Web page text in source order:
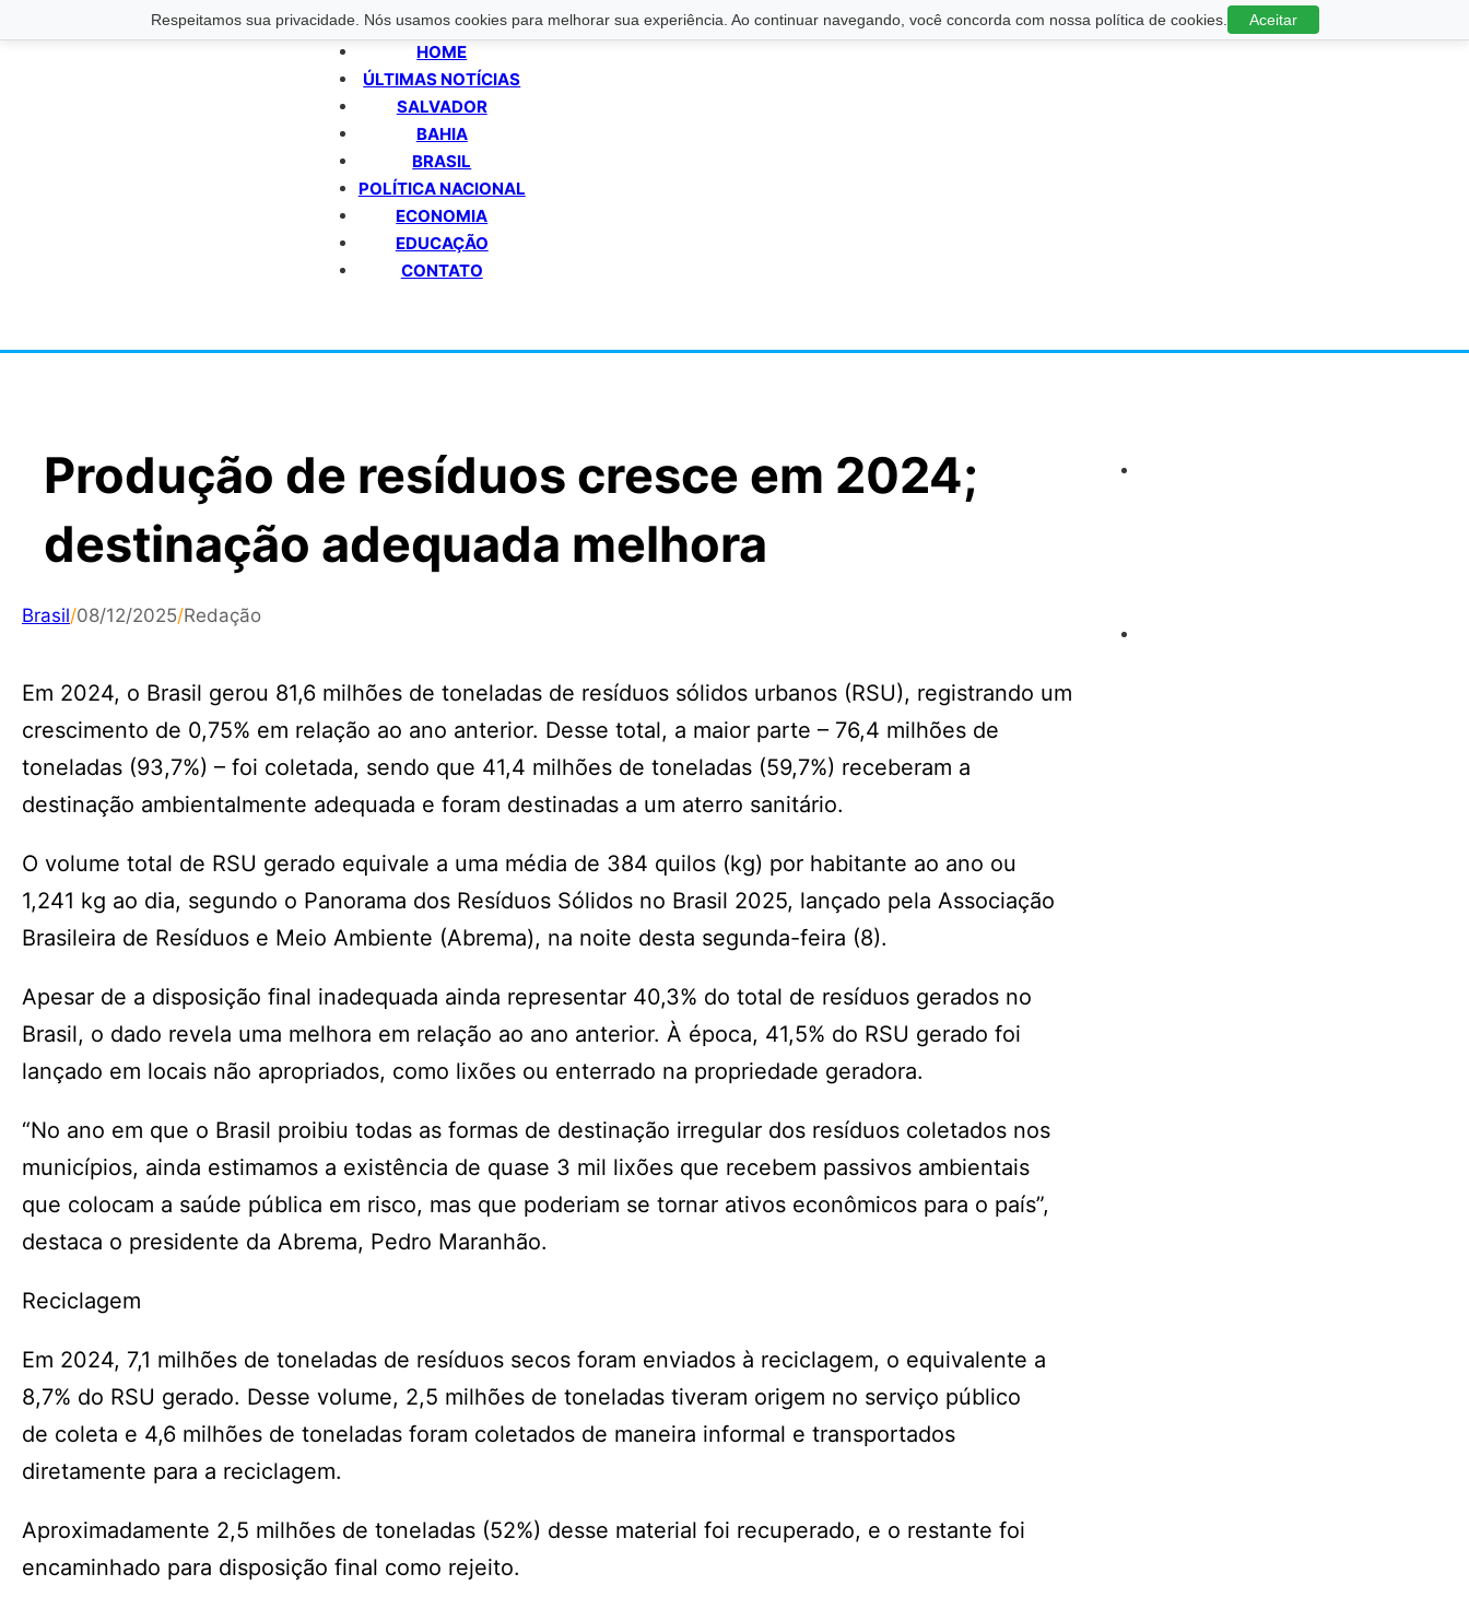
Respeitamos sua privacidade. Nós usamos cookies para melhorar sua experiência. Ao continuar navegando, você concorda com nossa política de cookies. Aceitar
HOME
ÚLTIMAS NOTÍCIAS
SALVADOR
BAHIA
BRASIL
POLÍTICA NACIONAL
ECONOMIA
EDUCAÇÃO
CONTATO
Produção de resíduos cresce em 2024;
destinação adequada melhora
Brasil/08/12/2025/Redação
Em 2024, o Brasil gerou 81,6 milhões de toneladas de resíduos sólidos urbanos (RSU), registrando um
crescimento de 0,75% em relação ao ano anterior. Desse total, a maior parte – 76,4 milhões de
toneladas (93,7%) – foi coletada, sendo que 41,4 milhões de toneladas (59,7%) receberam a
destinação ambientalmente adequada e foram destinadas a um aterro sanitário.
O volume total de RSU gerado equivale a uma média de 384 quilos (kg) por habitante ao ano ou
1,241 kg ao dia, segundo o Panorama dos Resíduos Sólidos no Brasil 2025, lançado pela Associação
Brasileira de Resíduos e Meio Ambiente (Abrema), na noite desta segunda-feira (8).
Apesar de a disposição final inadequada ainda representar 40,3% do total de resíduos gerados no
Brasil, o dado revela uma melhora em relação ao ano anterior. À época, 41,5% do RSU gerado foi
lançado em locais não apropriados, como lixões ou enterrado na propriedade geradora.
“No ano em que o Brasil proibiu todas as formas de destinação irregular dos resíduos coletados nos
municípios, ainda estimamos a existência de quase 3 mil lixões que recebem passivos ambientais
que colocam a saúde pública em risco, mas que poderiam se tornar ativos econômicos para o país”,
destaca o presidente da Abrema, Pedro Maranhão.
Reciclagem
Em 2024, 7,1 milhões de toneladas de resíduos secos foram enviados à reciclagem, o equivalente a
8,7% do RSU gerado. Desse volume, 2,5 milhões de toneladas tiveram origem no serviço público
de coleta e 4,6 milhões de toneladas foram coletados de maneira informal e transportados
diretamente para a reciclagem.
Aproximadamente 2,5 milhões de toneladas (52%) desse material foi recuperado, e o restante foi
encaminhado para disposição final como rejeito.